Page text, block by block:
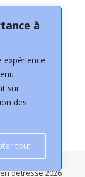
à
sur
des
tout
détresse2026